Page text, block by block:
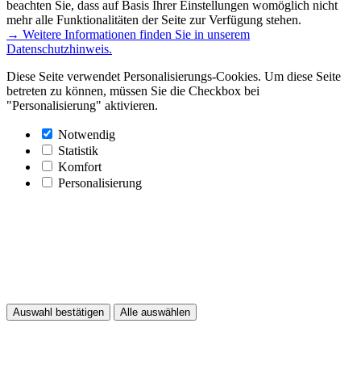
beachten Sie, dass auf Basis Ihrer Einstellungen womöglich nicht
mehr alle Funktionalitäten der Seite zur Verfügung stehen.
→ Weitere Informationen finden Sie in unserem
Datenschutzhinweis.
Diese Seite verwendet Personalisierungs-Cookies. Um diese Seite
betreten zu können, müssen Sie die Checkbox bei
"Personalisierung" aktivieren.
Notwendig
Statistik
Komfort
Personalisierung
Auswahl bestätigen Alle auswählen